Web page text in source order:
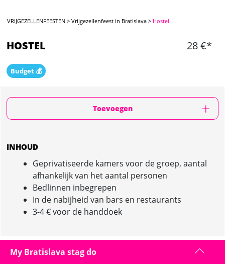
VRIJGEZELLENFEESTEN >Vrijgezellenfeest in Bratislava > Hostel
HOSTEL 28 €*
Budget 💰
Toevoegen
INHOUD
Geprivatiseerde kamers voor de groep, aantal
afhankelijk van het aantal personen
Bedlinnen inbegrepen
In de nabijheid van bars en restaurants
3-4 € voor de handdoek
HOSTEL IN BRATISLAVA : PRESENTATIE
My Bratislava stag do